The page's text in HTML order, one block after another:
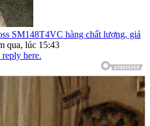
SM148T4VC hàng chất lượng, giá
qua, lúc 15:43
here.